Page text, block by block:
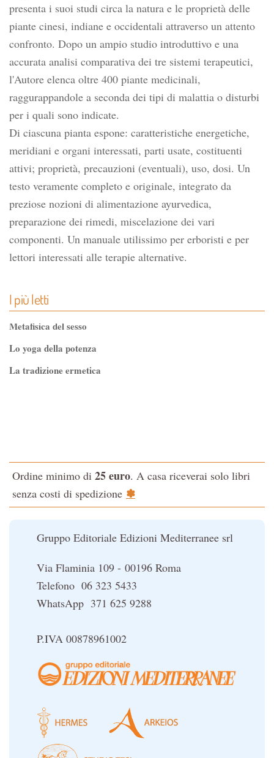
presenta i suoi studi circa la natura e le proprietà delle
piante cinesi, indiane e occidentali attraverso un attento
confronto. Dopo un ampio studio introduttivo e una
accurata analisi comparativa dei tre sistemi terapeutici,
l'Autore elenca oltre 400 piante medicinali,
raggurappandole a seconda dei tipi di malattia o disturbi
per i quali sono indicate.
Di ciascuna pianta espone: caratteristiche energetiche,
meridiani e organi interessati, parti usate, costituenti
attivi; proprietà, precauzioni (eventuali), uso, dosi. Un
testo veramente completo e originale, integrato da
preziose nozioni di alimentazione ayurvedica,
preparazione dei rimedi, miscelazione dei vari
componenti. Un manuale utilissimo per erboristi e per
lettori interessati alle terapie alternative.
I più letti
Metafisica del sesso
Lo yoga della potenza
La tradizione ermetica
La Cabala
Il potere del serpente
Ordine minimo di 25 euro. A casa riceverai solo libri
senza costi di spedizione ✽
Gruppo Editoriale Edizioni Mediterranee srl
Via Flaminia 109 - 00196 Roma
Telefono 06 323 5433
WhatsApp 371 625 9288
P.IVA 00878961002